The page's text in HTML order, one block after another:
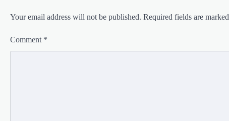
Your email address will not be published. Required fields are marked
Comment *